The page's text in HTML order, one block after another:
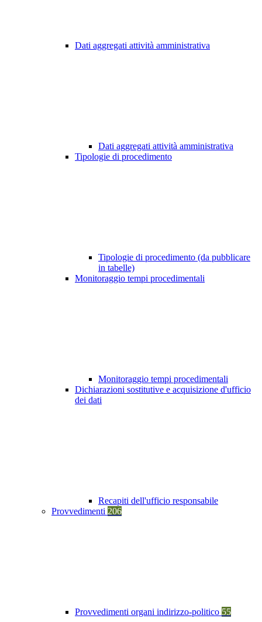
Dati aggregati attività amministrativa
Dati aggregati attività amministrativa
Tipologie di procedimento
Tipologie di procedimento (da pubblicare
in tabelle)
Monitoraggio tempi procedimentali
Monitoraggio tempi procedimentali
Dichiarazioni sostitutive e acquisizione d'ufficio
dei dati
Recapiti dell'ufficio responsabile
Provvedimenti 206
Provvedimenti organi indirizzo-politico 55